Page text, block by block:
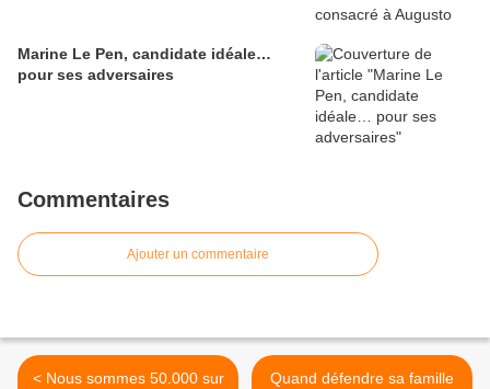
Marine Le Pen, candidate idéale…
pour ses adversaires
Commentaires
Ajouter un commentaire
< Nous sommes 50.000 sur
Quand défendre sa famille